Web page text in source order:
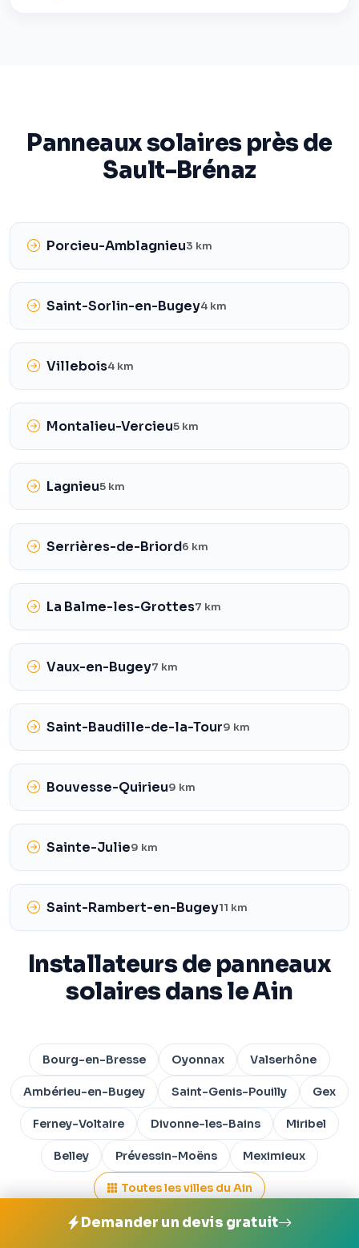
Panneaux solaires près de
Sault-Brénaz
Porcieu-Amblagnieu3 km
Saint-Sorlin-en-Bugey4 km
Villebois4 km
Montalieu-Vercieu5 km
Lagnieu5 km
Serrières-de-Briord6 km
La Balme-les-Grottes7 km
Vaux-en-Bugey7 km
Saint-Baudille-de-la-Tour9 km
Bouvesse-Quirieu9 km
Sainte-Julie9 km
Saint-Rambert-en-Bugey11 km
Installateurs de panneaux
solaires dans le Ain
Bourg-en-Bresse Oyonnax Valserhône
Ambérieu-en-Bugey Saint-Genis-Pouilly Gex
Ferney-Voltaire Divonne-les-Bains Miribel
Belley Prévessin-Moëns Meximieux
Toutes les villes du Ain
Panneaux solaires dans les
Demander un devis gratuit